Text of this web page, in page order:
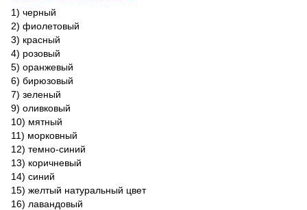
1) черный
2) фиолетовый
3) красный
4) розовый
5) оранжевый
6) бирюзовый
7) зеленый
9) оливковый
10) мятный
11) морковный
12) темно-синий
13) коричневый
14) синий
15) желтый натуральный цвет
16) лавандовый